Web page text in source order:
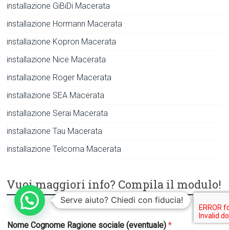
installazione GiBiDi Macerata
installazione Hormann Macerata
installazione Kopron Macerata
installazione Nice Macerata
installazione Roger Macerata
installazione SEA Macerata
installazione Serai Macerata
installazione Tau Macerata
installazione Telcoma Macerata
Vuoi maggiori info? Compila il modulo!
Nome Cognome Ragione sociale (eventuale)*
Serve aiuto? Chiedi con fiducia!